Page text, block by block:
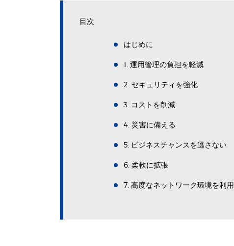
目次
はじめに
1. 運用管理の負担を軽減
2. セキュリティを強化
3. コストを削減
4. 災害に備える
5. ビジネスチャンスを逃さない
6. 柔軟に拡張
7. 高度なネットワーク環境を利用